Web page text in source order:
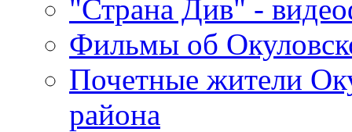
"Страна Див" -
Фильмы об
Почетные жители
района